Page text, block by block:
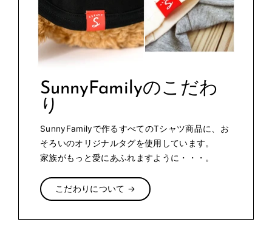
SunnyFamilyのこだわ
り
SunnyFamilyで作るすべてのTシャツ商品に、お
そろいのオリジナルタグを使用しています。
家族がもっと愛にあふれますように・・・。
こだわりについて →